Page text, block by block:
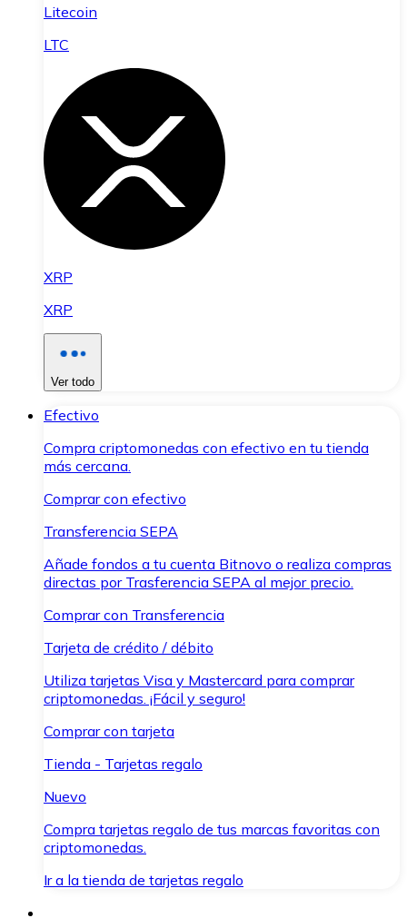
Litecoin
LTC
XRP
XRP
Ver todo
Efectivo
Compra criptomonedas con efectivo en tu tienda
más cercana.
Comprar con efectivo
Transferencia SEPA
Añade fondos a tu cuenta Bitnovo o realiza compras
directas por Trasferencia SEPA al mejor precio.
Comprar con Transferencia
Tarjeta de crédito / débito
Utiliza tarjetas Visa y Mastercard para comprar
criptomonedas. ¡Fácil y seguro!
Comprar con tarjeta
Tienda - Tarjetas regalo
Nuevo
Compra tarjetas regalo de tus marcas favoritas con
criptomonedas.
Ir a la tienda de tarjetas regalo